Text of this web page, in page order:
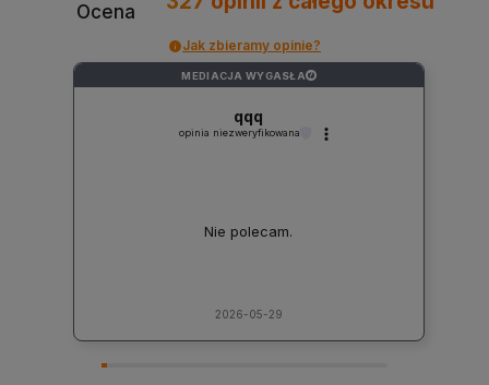
Ocena
Jak zbieramy opinie?
MEDIACJA WYGASŁA ?
qqq
opinia niezweryfikowana
Nie polecam.
2026-05-29